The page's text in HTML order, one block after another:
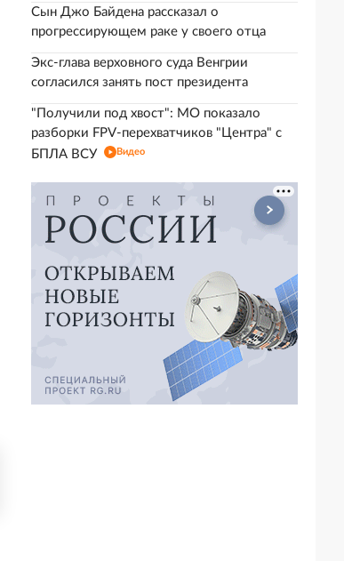
Сын Джо Байдена рассказал о
прогрессирующем раке у своего отца
Экс-глава верховного суда Венгрии
согласился занять пост президента
"Получили под хвост": МО показало
разборки FPV-перехватчиков "Центра" с
БПЛА ВСУ
Видео